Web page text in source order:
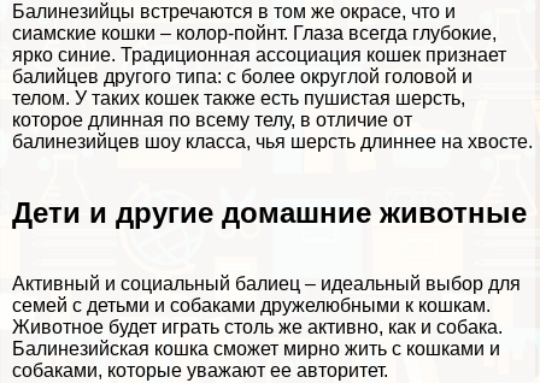
Балинезийцы встречаются в том же окрасе, что и
сиамские кошки – колор-пойнт. Глаза всегда глубокие,
ярко синие. Традиционная ассоциация кошек признает
балийцев другого типа: с более округлой головой и
телом. У таких кошек также есть пушистая шерсть,
которое длинная по всему телу, в отличие от
балинезийцев шоу класса, чья шерсть длиннее на хвосте.
Дети и другие домашние животные
Активный и социальный балиец – идеальный выбор для
семей с детьми и собаками дружелюбными к кошкам.
Животное будет играть столь же активно, как и собака.
Балинезийская кошка сможет мирно жить с кошками и
собаками, которые уважают ее авторитет.